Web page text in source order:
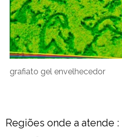
grafiato gel envelhecedor
Regiões onde a atende :